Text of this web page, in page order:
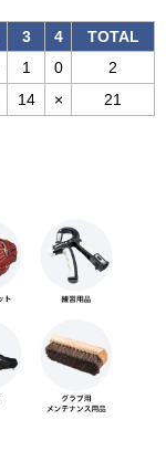
3 4
TOTAL
1 0
2
14 × 21